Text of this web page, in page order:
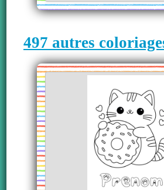
497 autres